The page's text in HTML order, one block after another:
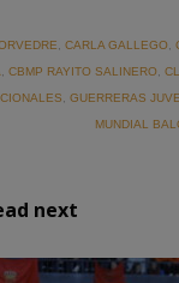
CARLA GALLEGO
CBMP RAYITO SALINERO
GUERRERAS
MUNDIAL
next